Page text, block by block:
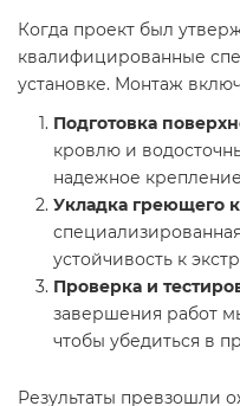
Когда проект был
квалифицированные
установке. Монтаж
Подготовка
кровлю и
надежное
Укладка греющего
устойчивость к
Проверка и
завершения работ
чтобы убедиться в
Результаты превзошли